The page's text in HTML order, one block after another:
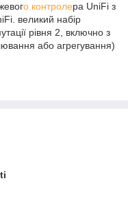
о контролера UniFi з
великий набір
рівня 2, включно з
або агрегування)